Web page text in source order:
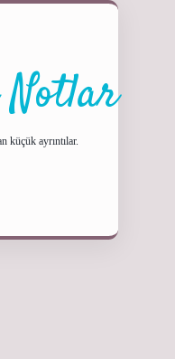
küçük ayrıntılar.